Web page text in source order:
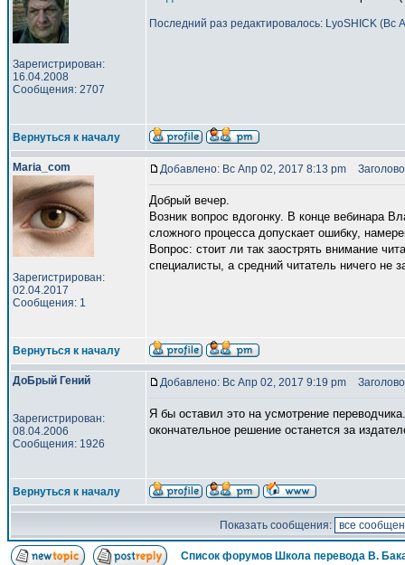
Зарегистрирован:
16.04.2008
Сообщения: 2707
Последний раз редактировалось: LyoSHICK (Вс
Вернуться к началу
Maria_com
Зарегистрирован:
02.04.2017
Сообщения: 1
Добавлено: Вс Апр 02, 2017 8:13 pm
Добрый вечер.
Возник вопрос вдогонку. В конце вебинара
сложного процесса допускает ошибку,
Вопрос: стоит ли так заострять внимание
специалисты, а средний читатель ничего не
Вернуться к началу
ДоБрый Гений
Зарегистрирован:
08.04.2006
Сообщения: 1926
Добавлено: Вс Апр 02, 2017 9:19 pm
Я бы оставил это на усмотрение
окончательное решение останется за
Вернуться к началу
Показать сообщения:
Список форумов Школа перевода В.